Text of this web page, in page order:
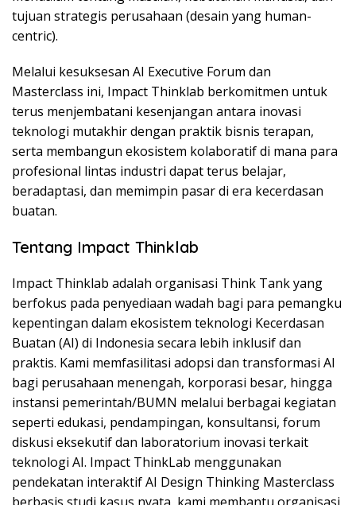
tujuan strategis perusahaan (desain yang human-
centric).
Melalui kesuksesan AI Executive Forum dan
Masterclass ini, Impact Thinklab berkomitmen untuk
terus menjembatani kesenjangan antara inovasi
teknologi mutakhir dengan praktik bisnis terapan,
serta membangun ekosistem kolaboratif di mana para
profesional lintas industri dapat terus belajar,
beradaptasi, dan memimpin pasar di era kecerdasan
buatan.
Tentang Impact Thinklab
Impact Thinklab adalah organisasi Think Tank yang
berfokus pada penyediaan wadah bagi para pemangku
kepentingan dalam ekosistem teknologi Kecerdasan
Buatan (AI) di Indonesia secara lebih inklusif dan
praktis. Kami memfasilitasi adopsi dan transformasi AI
bagi perusahaan menengah, korporasi besar, hingga
instansi pemerintah/BUMN melalui berbagai kegiatan
seperti edukasi, pendampingan, konsultansi, forum
diskusi eksekutif dan laboratorium inovasi terkait
teknologi AI. Impact ThinkLab menggunakan
pendekatan interaktif AI Design Thinking Masterclass